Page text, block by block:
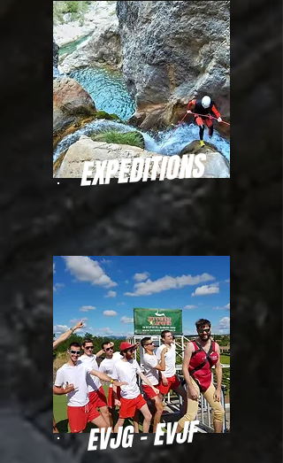
EXPEDITIONS
EVJG - EVJF